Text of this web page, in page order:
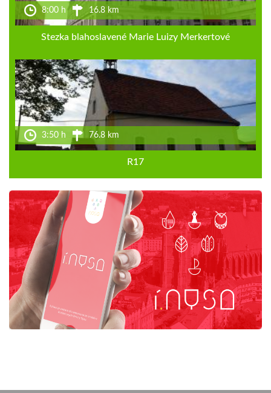
8:00 h 16.8 km
Stezka blahoslavené Marie Luizy Merkertové
3:50 h 76.8 km
R17